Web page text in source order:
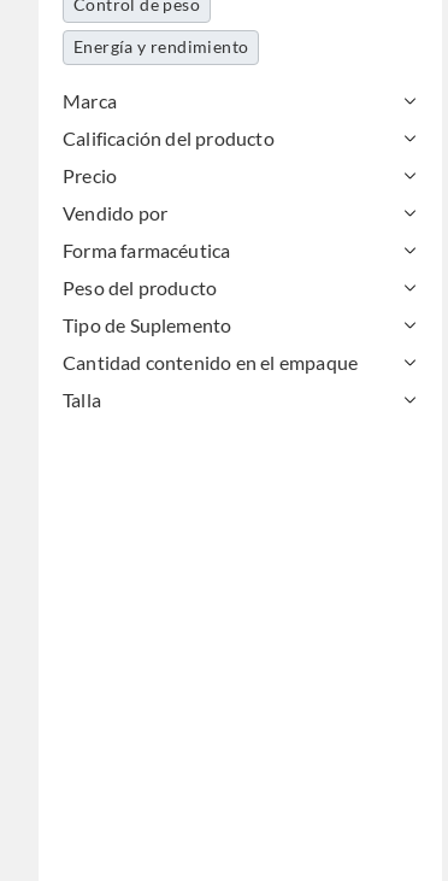
Control de peso
Energía y rendimiento
Marca
Calificación del producto
Precio
Vendido por
Forma farmacéutica
Peso del producto
Tipo de Suplemento
Cantidad contenido en el empaque
Talla